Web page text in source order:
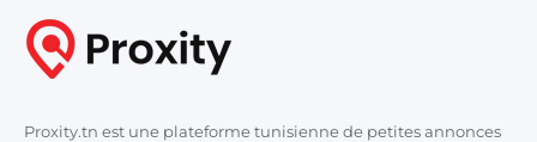
Proxity.tn est une plateforme tunisienne de petites annonces